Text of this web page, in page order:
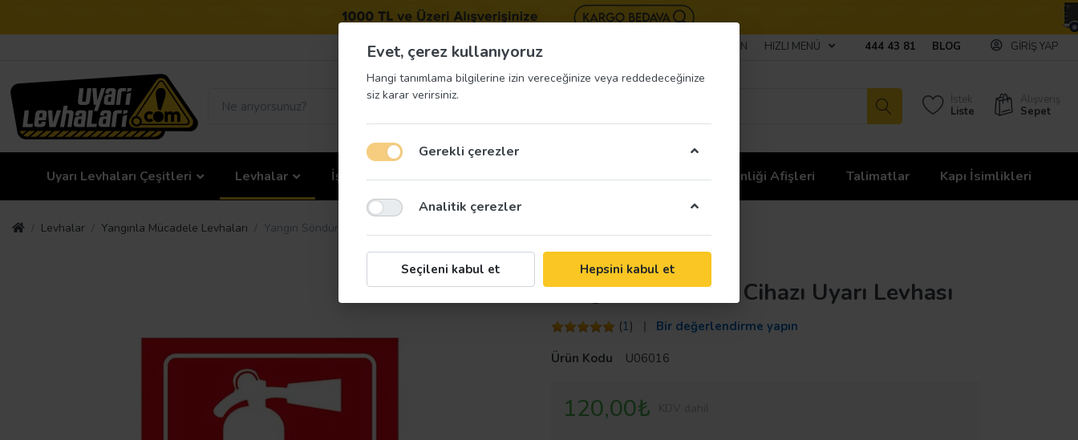
BIZE ULAŞIN HIZLI MENÜ 444 43 81 BLOG GIRIŞ YAP
İstek
Liste
Alışveriş
Sepet
Uyarı Levhaları Çeşitleri Levhalar İş Güvenliği Etiketleri İş Güvenliği Ekipmanları İş Güvenliği Afişleri Talimatlar Kapı İsimlikleri
Levhalar Yangınla Mücadele Levhaları Yangın Söndürme Cihazı Uyarı Levhası
Taroks
Yangın Söndürme Cihazı Uyarı Levhası
(1)
Bir değerlendirme yapın
Ürün Kodu
U06016
120,00₺
Evet, çerez kullanıyoruz
Hangi tanımlama bilgilerine izin vereceğinize veya reddedeceğinize
siz karar verirsiniz.
Gerekli çerezler
Analitik çerezler
Seçileni kabul et Hepsini kabul et